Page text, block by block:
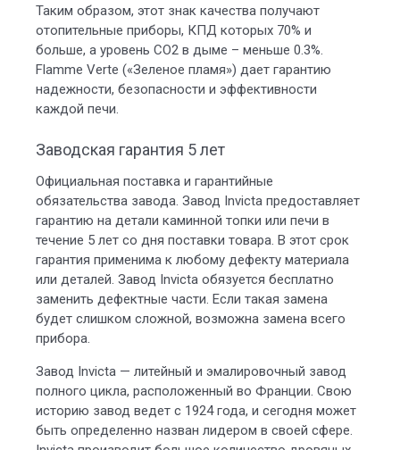
Таким образом, этот знак качества получают
отопительные приборы, КПД которых 70% и
больше, а уровень СО2 в дыме – меньше 0.3%.
Flamme Verte («Зеленое пламя») дает гарантию
надежности, безопасности и эффективности
каждой печи.
Заводская гарантия 5 лет
Официальная поставка и гарантийные
обязательства завода. Завод Invicta предоставляет
гарантию на детали каминной топки или печи в
течение 5 лет со дня поставки товара. В этот срок
гарантия применима к любому дефекту материала
или деталей. Завод Invicta обязуется бесплатно
заменить дефектные части. Если такая замена
будет слишком сложной, возможна замена всего
прибора.
Завод Invicta — литейный и эмалировочный завод
полного цикла, расположенный во Франции. Свою
историю завод ведет с 1924 года, и сегодня может
быть определенно назван лидером в своей сфере.